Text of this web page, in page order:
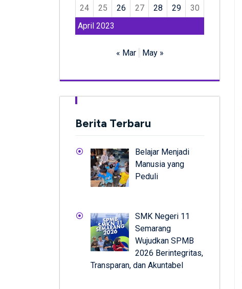
April 2023
24
25 26 27 28 29 30
« Mar May »
Berita Terbaru
Belajar Menjadi
Manusia yang
Peduli
SMK Negeri 11
Semarang
Wujudkan SPMB
2026 Berintegritas,
Transparan, dan Akuntabel